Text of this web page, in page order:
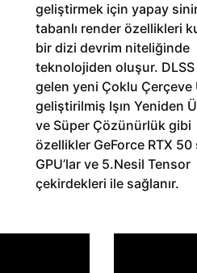
geliştirmek için yapay sinir
tabanlı render özellikleri
bir dizi devrim niteliğinde
teknolojiden oluşur. DLSS
gelen yeni Çoklu Çerçeve
geliştirilmiş Işın Yeniden
ve Süper Çözünürlük gibi
özellikler GeForce RTX 50
GPU’lar ve 5.Nesil Tensor
çekirdekleri ile sağlanır.